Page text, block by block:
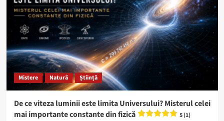
Mistere Natură Știință
De ce viteza luminii este limita Universului? Misterul celei
mai importante constante din fizică
5 (1)